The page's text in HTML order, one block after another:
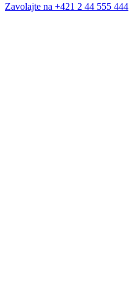
Zavolajte na +421 2 44 555 444